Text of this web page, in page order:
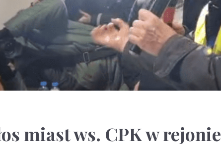
miast ws. CPK w rejonie